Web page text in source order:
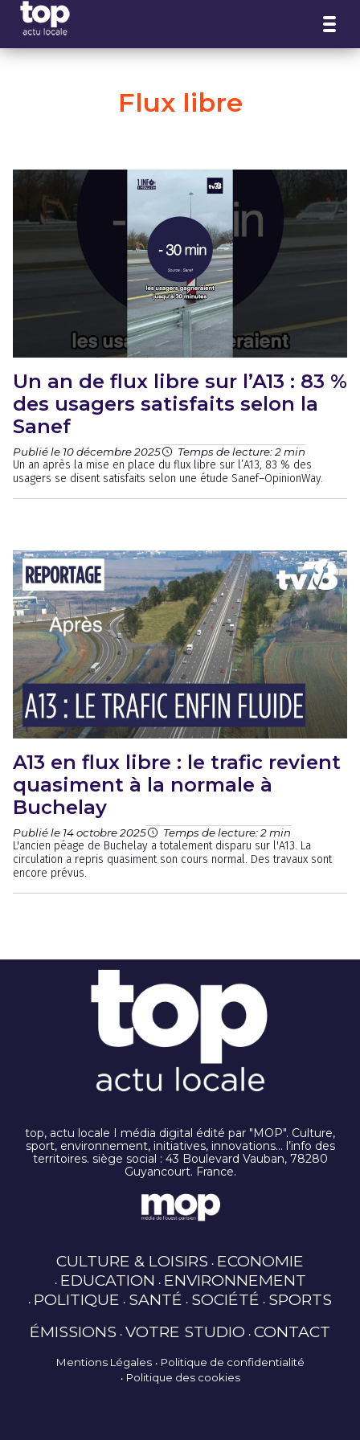
Flux libre
Un an de flux libre sur l’A13 : 83 %
des usagers satisfaits selon la
Sanef
Publié le 10 décembre 2025 Temps de lecture: 2 min
Un an après la mise en place du flux libre sur l’A13, 83 % des
usagers se disent satisfaits selon une étude Sanef–OpinionWay.
A13 en flux libre : le trafic revient
quasiment à la normale à
Buchelay
Publié le 14 octobre 2025 Temps de lecture: 2 min
L'ancien péage de Buchelay a totalement disparu sur l'A13. La
circulation a repris quasiment son cours normal. Des travaux sont
encore prévus.
top, actu locale I média digital édité par "MOP". Culture,
sport, environnement, initiatives, innovations… l’info des
territoires. siège social : 43 Boulevard Vauban, 78280
Guyancourt. France.
CULTURE & LOISIRS ECONOMIE
EDUCATION ENVIRONNEMENT
POLITIQUE SANTÉ SOCIÉTÉ SPORTS
ÉMISSIONS VOTRE STUDIO CONTACT
Mentions Légales
Politique de confidentialité
Politique des cookies
Panneau de gestion des cookies